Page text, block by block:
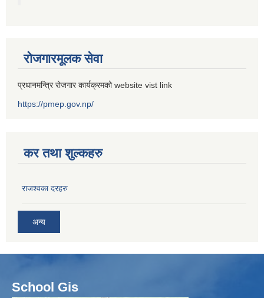
रोजगारमूलक सेवा
प्रधानमन्त्रि रोजगार कार्यक्रमको website vist link
https://pmep.gov.np/
कर तथा शुल्कहरु
राजश्वका दरहरु
अन्य
School Gis